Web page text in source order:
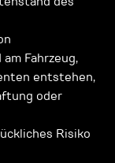
Fahrzeug,
entstehen,
oder
Risiko